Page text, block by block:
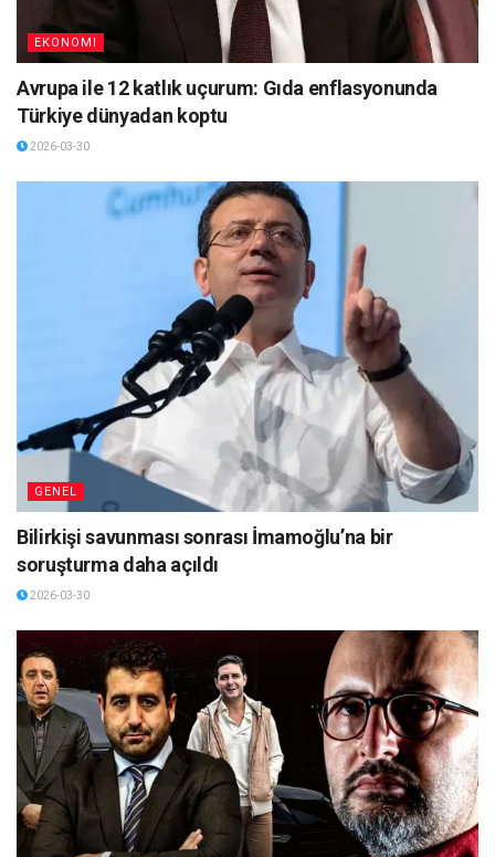
EKONOMI
Avrupa ile 12 katlık uçurum: Gıda enflasyonunda
Türkiye dünyadan koptu
2026-03-30
GENEL
Bilirkişi savunması sonrası İmamoğlu’na bir
soruşturma daha açıldı
2026-03-30